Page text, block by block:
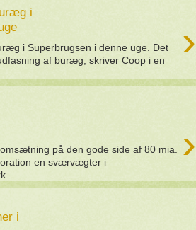
i
›
i Superbrugsen i denne uge. Det
af buræg, skriver Coop i en
›
på den gode side af 80 mia.
en sværvægter i
i